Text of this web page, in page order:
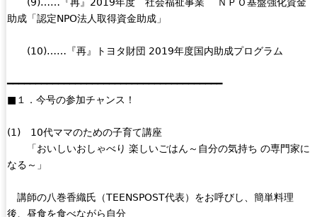
(9)……『再』2019年度 社会福祉事業 ＮＰＯ基盤強化資金
助成「認定NPO法人取得資金助成」
(10)……『再』トヨタ財団 2019年度国内助成プログラム
━━━━━━━━━━━━━━━━━━━━━━━━━━━━━━━━━━━━━━
■１．今号の参加チャンス！
(1) 10代ママのための子育て講座
「おいしいおしゃべり 楽しいごはん～自分の気持ち の専門家に
なる～」
講師の八巻香織氏（TEENSPOST代表）をお呼びし、簡単料理
後、昼食を食べながら自分